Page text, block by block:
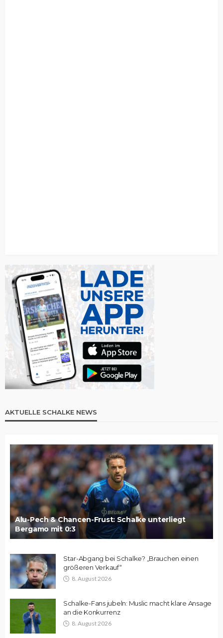
AKTUELLE SCHALKE NEWS
Alu-Pech & Chancen-Frust: Schalke unterliegt
Bergamo mit 0:3
Star-Abgang bei Schalke? „Brauchen einen
größeren Verkauf“
8. August 2026
Schalke-Fans jubeln: Muslic macht klare Ansage
an die Konkurrenz
8. August 2026